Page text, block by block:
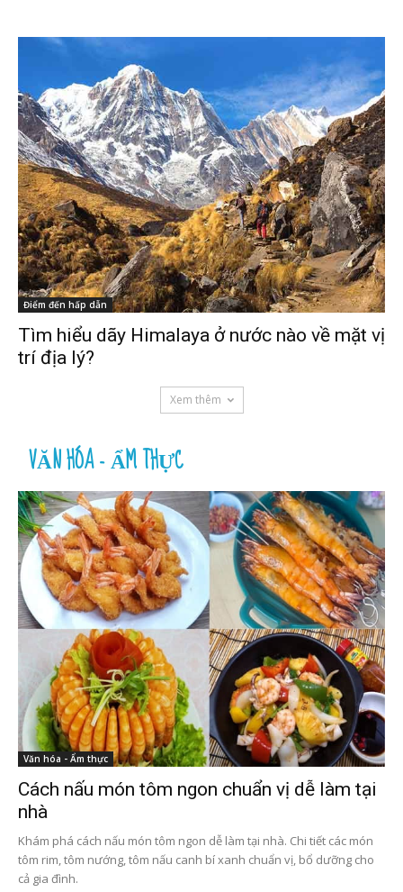
Điểm đến hấp dẫn
Tìm hiểu dãy Himalaya ở nước nào về mặt vị
trí địa lý?
Xem thêm
VĂN HÓA - ẨM THỰC
Văn hóa - Ẩm thực
Cách nấu món tôm ngon chuẩn vị dễ làm tại
nhà
Khám phá cách nấu món tôm ngon dễ làm tại nhà. Chi tiết các món
tôm rim, tôm nướng, tôm nấu canh bí xanh chuẩn vị, bổ dưỡng cho
cả gia đình.